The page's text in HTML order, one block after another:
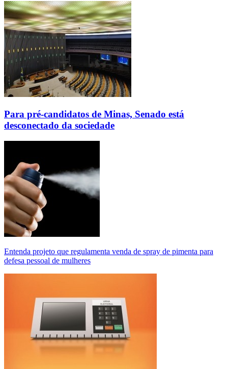
Para pré-candidatos de Minas, Senado está
desconectado da sociedade
Entenda projeto que regulamenta venda de spray de pimenta para
defesa pessoal de mulheres